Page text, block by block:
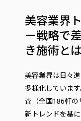
美容業界
ー戦略で
き施術と
美容業界は日々
多様化していま
査（全国186軒の
新トレンドを基